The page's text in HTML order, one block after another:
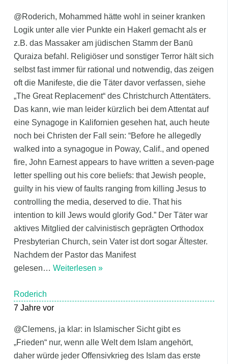
@Roderich, Mohammed hätte wohl in seiner kranken
Logik unter alle vier Punkte ein Hakerl gemacht als er
z.B. das Massaker am jüdischen Stamm der Banū
Quraiza befahl. Religiöser und sonstiger Terror hält sich
selbst fast immer für rational und notwendig, das zeigen
oft die Manifeste, die die Täter davor verfassen, siehe
„The Great Replacement“ des Christchurch Attentäters.
Das kann, wie man leider kürzlich bei dem Attentat auf
eine Synagoge in Kalifornien gesehen hat, auch heute
noch bei Christen der Fall sein: “Before he allegedly
walked into a synagogue in Poway, Calif., and opened
fire, John Earnest appears to have written a seven-page
letter spelling out his core beliefs: that Jewish people,
guilty in his view of faults ranging from killing Jesus to
controlling the media, deserved to die. That his
intention to kill Jews would glorify God.” Der Täter war
aktives Mitglied der calvinistisch geprägten Orthodox
Presbyterian Church, sein Vater ist dort sogar Ältester.
Nachdem der Pastor das Manifest
gelesen… Weiterlesen »
Roderich
7 Jahre vor
@Clemens, ja klar: in Islamischer Sicht gibt es
„Frieden“ nur, wenn alle Welt dem Islam angehört,
daher würde jeder Offensivkrieg des Islam das erste